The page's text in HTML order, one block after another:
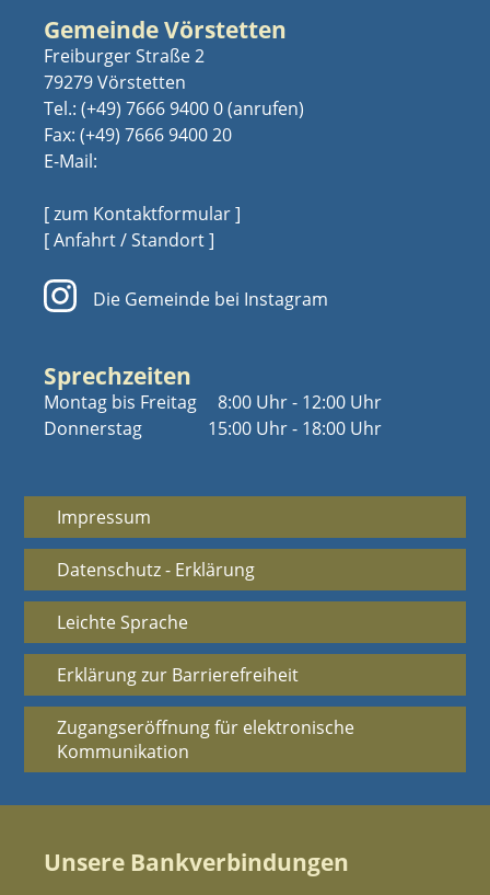
Gemeinde Vörstetten
Freiburger Straße 2
79279 Vörstetten
Tel.: (+49) 7666 9400 0
Fax: (+49) 7666 9400 20
E-Mail:
[ zum Kontaktformular ]
[ Anfahrt / Standort ]
Die Gemeinde bei Instagram
Sprechzeiten
Montag bis Freitag
Donnerstag
8:00 Uhr - 12:00 Uhr
15:00 Uhr - 18:00 Uhr
Impressum
Datenschutz - Erklärung
Leichte Sprache
Erklärung zur Barrierefreiheit
Zugangseröffnung für elektronische
Kommunikation
Unsere Bankverbindungen